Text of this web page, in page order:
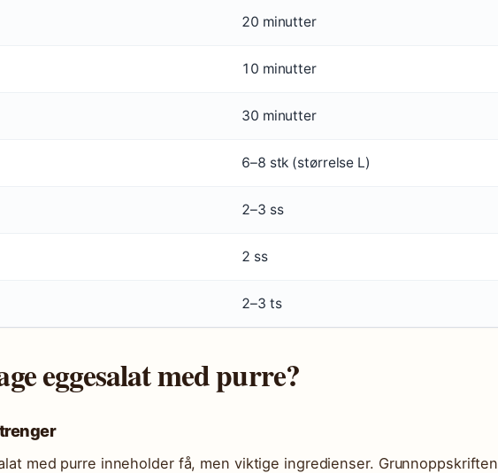
20 minutter
10 minutter
30 minutter
6–8 stk (størrelse L)
2–3 ss
2 ss
2–3 ts
eggesalat med purre?
med purre inneholder få, men viktige ingredienser. Grunnoppskriften